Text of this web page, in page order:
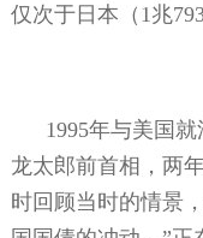
仅次于日本（ 1 兆
1995年与美国
龙太郎前首相，两
时回顾当时的情景